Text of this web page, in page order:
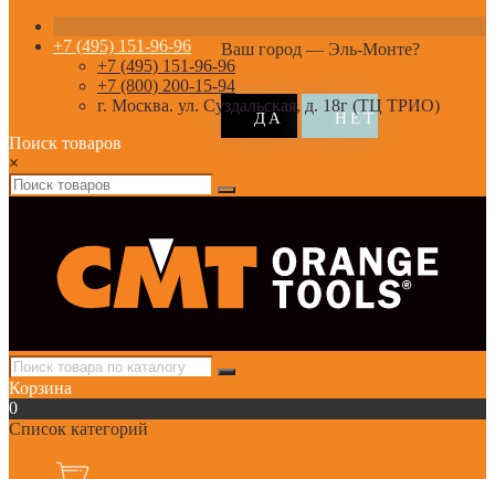
Ваш город — Эль-Монте?
+7 (495) 151-96-96
+7 (495) 151-96-96
+7 (800) 200-15-94
г. Москва. ул. Суздальская, д. 18г (ТЦ ТРИО)
Поиск товаров
×
Корзина
0
Список категорий